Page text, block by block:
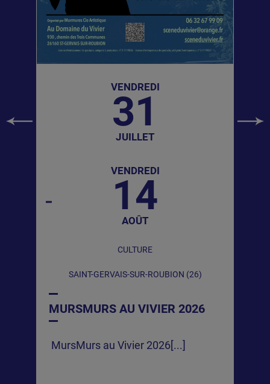
VENDREDI
31
JUILLET
VENDREDI
14
AOÛT
CULTURE
SAINT-GERVAIS-SUR-ROUBION (26)
MURSMURS AU VIVIER 2026
MursMurs au Vivier 2026[...]